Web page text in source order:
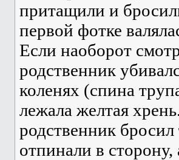
притащили и
первой фотке
Если наоборот
родственник
коленях (спина
лежала желтая
родственник
отпинали в